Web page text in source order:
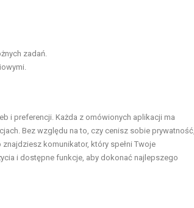
zadań.
i preferencji. Każda z omówionych aplikacji ma
Bez względu na to, czy cenisz sobie prywatność,
komunikator, który spełni Twoje
i dostępne funkcje, aby dokonać najlepszego